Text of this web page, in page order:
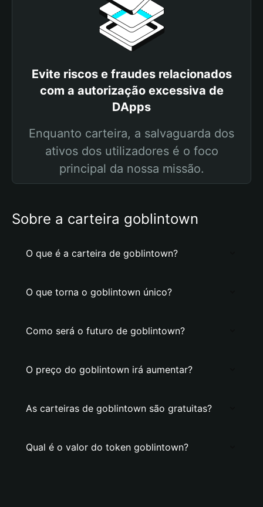
Evite riscos e fraudes relacionados
com a autorização excessiva de
DApps
Enquanto carteira, a salvaguarda dos
ativos dos utilizadores é o foco
principal da nossa missão.
Sobre a carteira goblintown
O que é a carteira de goblintown?
O que torna o goblintown único?
Como será o futuro de goblintown?
O preço do goblintown irá aumentar?
As carteiras de goblintown são gratuitas?
Qual é o valor do token goblintown?